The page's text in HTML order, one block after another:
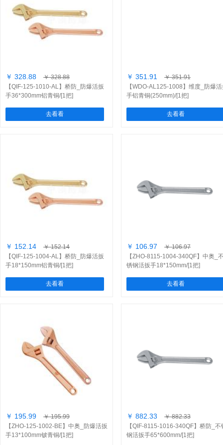
￥ 328.88
￥ 328.88
【QIF-125-1010-AL】桥防_防爆活扳
手36*300mm铝青铜/[1把]
去看看
￥ 351.91
￥ 351.91
【WDO-AL125-1008】维度_防爆
手铝青铜(250mm)/[1把]
去看看
￥ 152.14
￥ 152.14
【QIF-125-1004-AL】桥防_防爆活扳
手18*150mm铝青铜/[1把]
去看看
￥ 106.97
￥ 106.97
【ZHO-8115-1004-340QF】中奥_
锈钢活扳手18*150mm/[1把]
去看看
￥ 195.99
￥ 195.99
【ZHO-125-1002-BE】中奥_防爆活扳
手13*100mm铍青铜/[1把]
￥ 882.33
￥ 882.33
【QIF-8115-1016-340QF】桥防_不
钢活扳手65*600mm/[1把]